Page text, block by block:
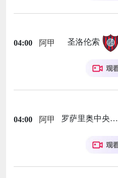
04:00 阿甲 圣洛伦索
04:00 阿甲 罗萨里奥中央